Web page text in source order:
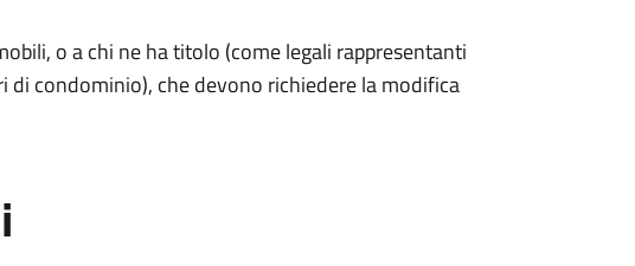
o a chi ne ha titolo (come legali rappresentanti
condominio), che devono richiedere la modifica